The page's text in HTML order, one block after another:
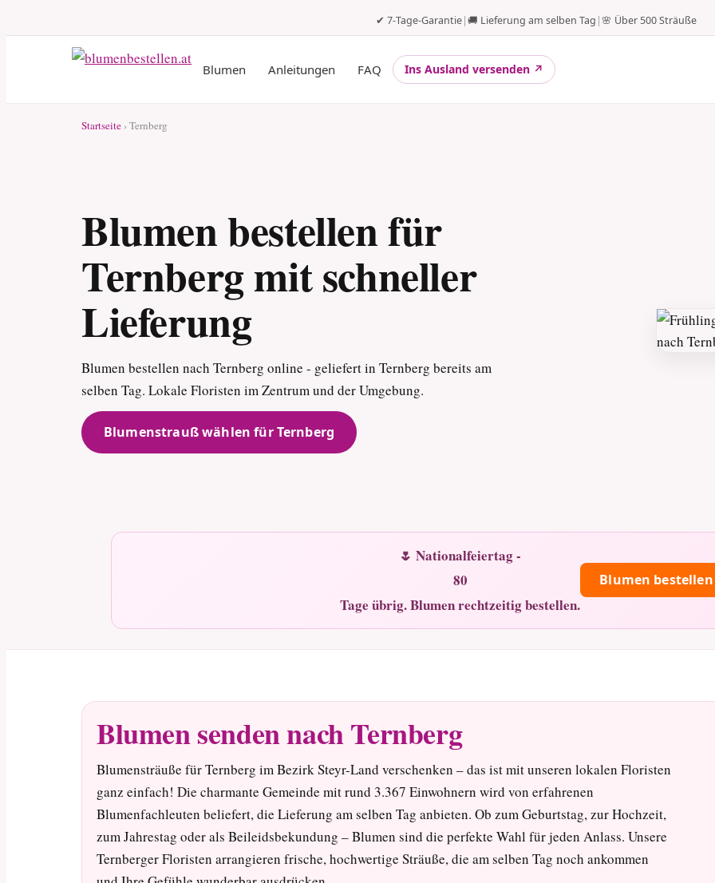
✔ 7-Tage-Garantie|🚚 Lieferung am selben Tag |🌸 Über 500 Sträuße
Blumen Anleitungen FAQ Ins Ausland versenden ↗
Startseite › Ternberg
Blumen bestellen für
Ternberg mit schneller
Lieferung
Blumen bestellen nach Ternberg online - geliefert in Ternberg bereits am
selben Tag. Lokale Floristen im Zentrum und der Umgebung.
Blumenstrauß wählen für Ternberg
🌷 Nationalfeiertag -
80
Tage übrig. Blumen rechtzeitig bestellen.
Blumen bestellen
Blumen senden nach Ternberg
Blumensträuße für Ternberg im Bezirk Steyr-Land verschenken – das ist mit unseren lokalen Floristen
ganz einfach! Die charmante Gemeinde mit rund 3.367 Einwohnern wird von erfahrenen
Blumenfachleuten beliefert, die Lieferung am selben Tag anbieten. Ob zum Geburtstag, zur Hochzeit,
zum Jahrestag oder als Beileidsbekundung – Blumen sind die perfekte Wahl für jeden Anlass. Unsere
Ternberger Floristen arrangieren frische, hochwertige Sträuße, die am selben Tag noch ankommen